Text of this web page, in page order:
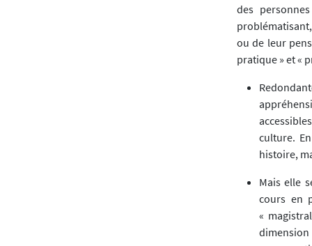
des
ou de leur
pratique » et «
culture.
histoire,
Mais elle
cours en
«
dimension